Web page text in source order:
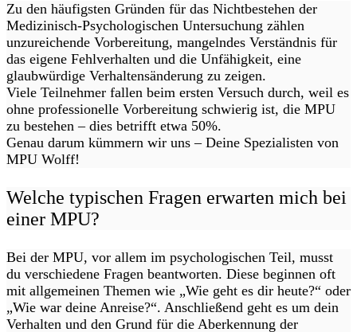
Zu den häufigsten Gründen für das Nichtbestehen der
Medizinisch-Psychologischen Untersuchung zählen
unzureichende Vorbereitung, mangelndes Verständnis für
das eigene Fehlverhalten und die Unfähigkeit, eine
glaubwürdige Verhaltensänderung zu zeigen.
Viele Teilnehmer fallen beim ersten Versuch durch, weil es
ohne professionelle Vorbereitung schwierig ist, die MPU
zu bestehen – dies betrifft etwa 50%.
Genau darum kümmern wir uns – Deine Spezialisten von
MPU Wolff!
Welche typischen Fragen erwarten mich bei
einer MPU?
Bei der MPU, vor allem im psychologischen Teil, musst
du verschiedene Fragen beantworten. Diese beginnen oft
mit allgemeinen Themen wie „Wie geht es dir heute?“ oder
„Wie war deine Anreise?“. Anschließend geht es um dein
Verhalten und den Grund für die Aberkennung der